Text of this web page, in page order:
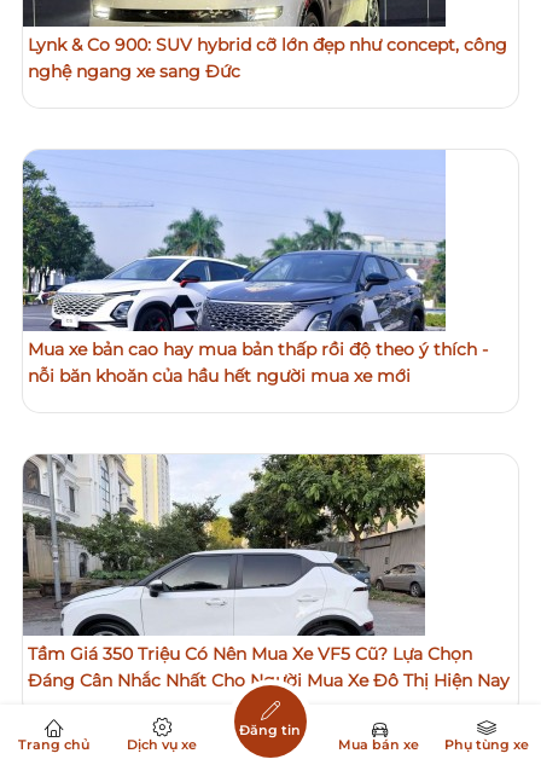
Lynk & Co 900: SUV hybrid cỡ lớn đẹp như concept, công
nghệ ngang xe sang Đức
Mua xe bản cao hay mua bản thấp rồi độ theo ý thích -
nỗi băn khoăn của hầu hết người mua xe mới
Tầm Giá 350 Triệu Có Nên Mua Xe VF5 Cũ? Lựa Chọn
Đáng Cân Nhắc Nhất Cho Người Mua Xe Đô Thị Hiện Nay
Trang chủ Dịch vụ xe
Đăng tin
Mua bán xe
Phụ tùng xe